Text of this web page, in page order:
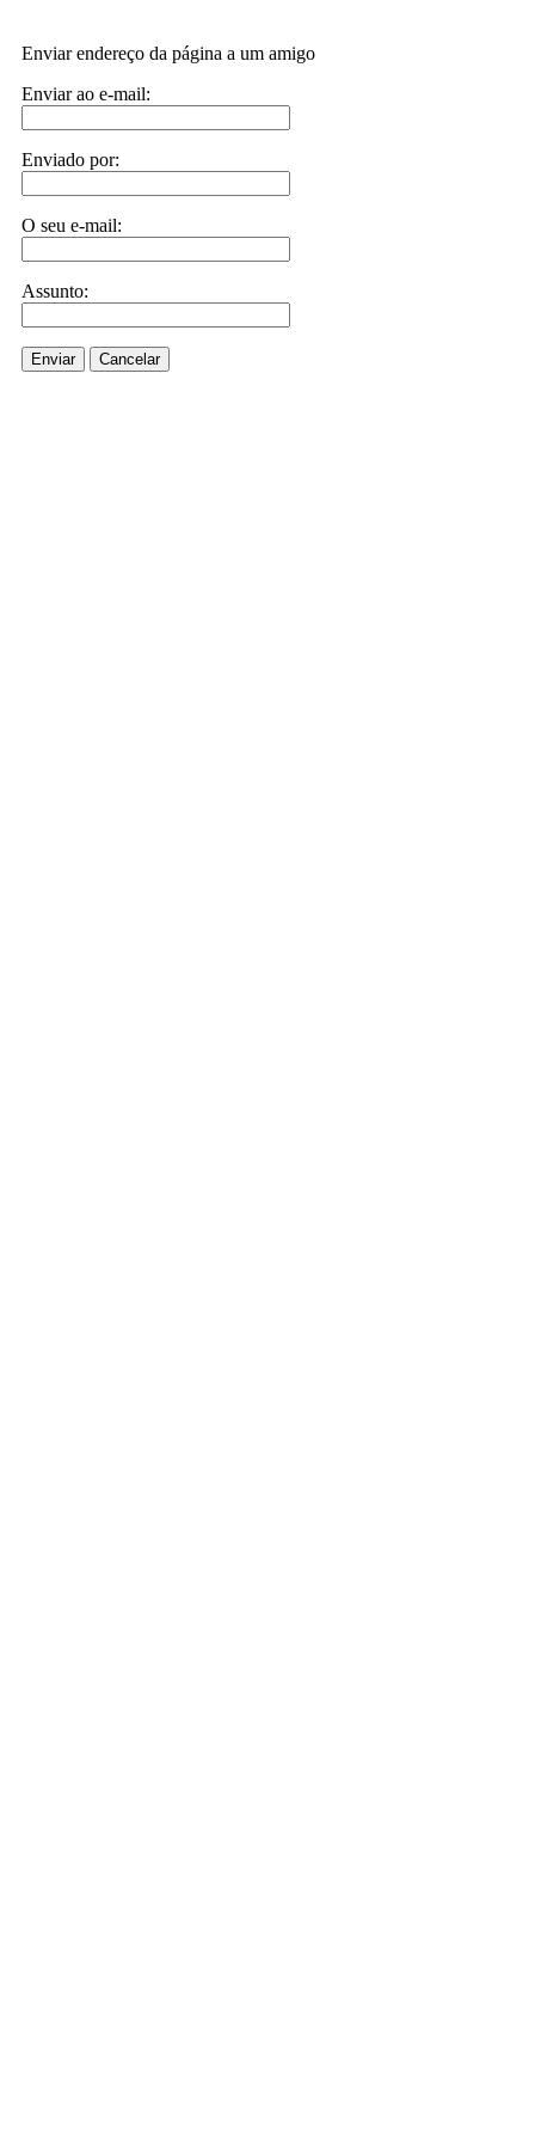
Enviar endereço da página a um amigo
Enviar ao e-mail:
Enviado por:
O seu e-mail:
Assunto:
Enviar Cancelar